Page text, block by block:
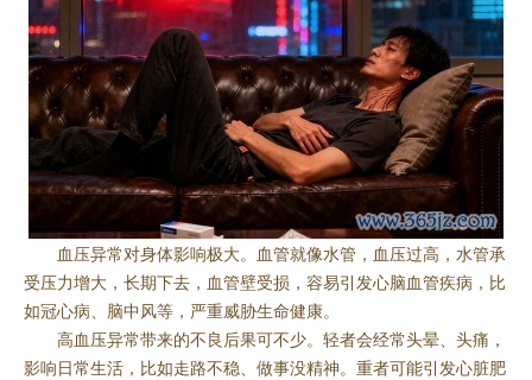
血压异常对身体影响极大。血管就像水管，血压过高，水管承
受压力增大，长期下去，血管壁受损，容易引发心脑血管疾病，比
如冠心病、脑中风等，严重威胁生命健康。
高血压异常带来的不良后果可不少。轻者会经常头晕、头痛，
影响日常生活，比如走路不稳、做事没精神。重者可能引发心脏肥